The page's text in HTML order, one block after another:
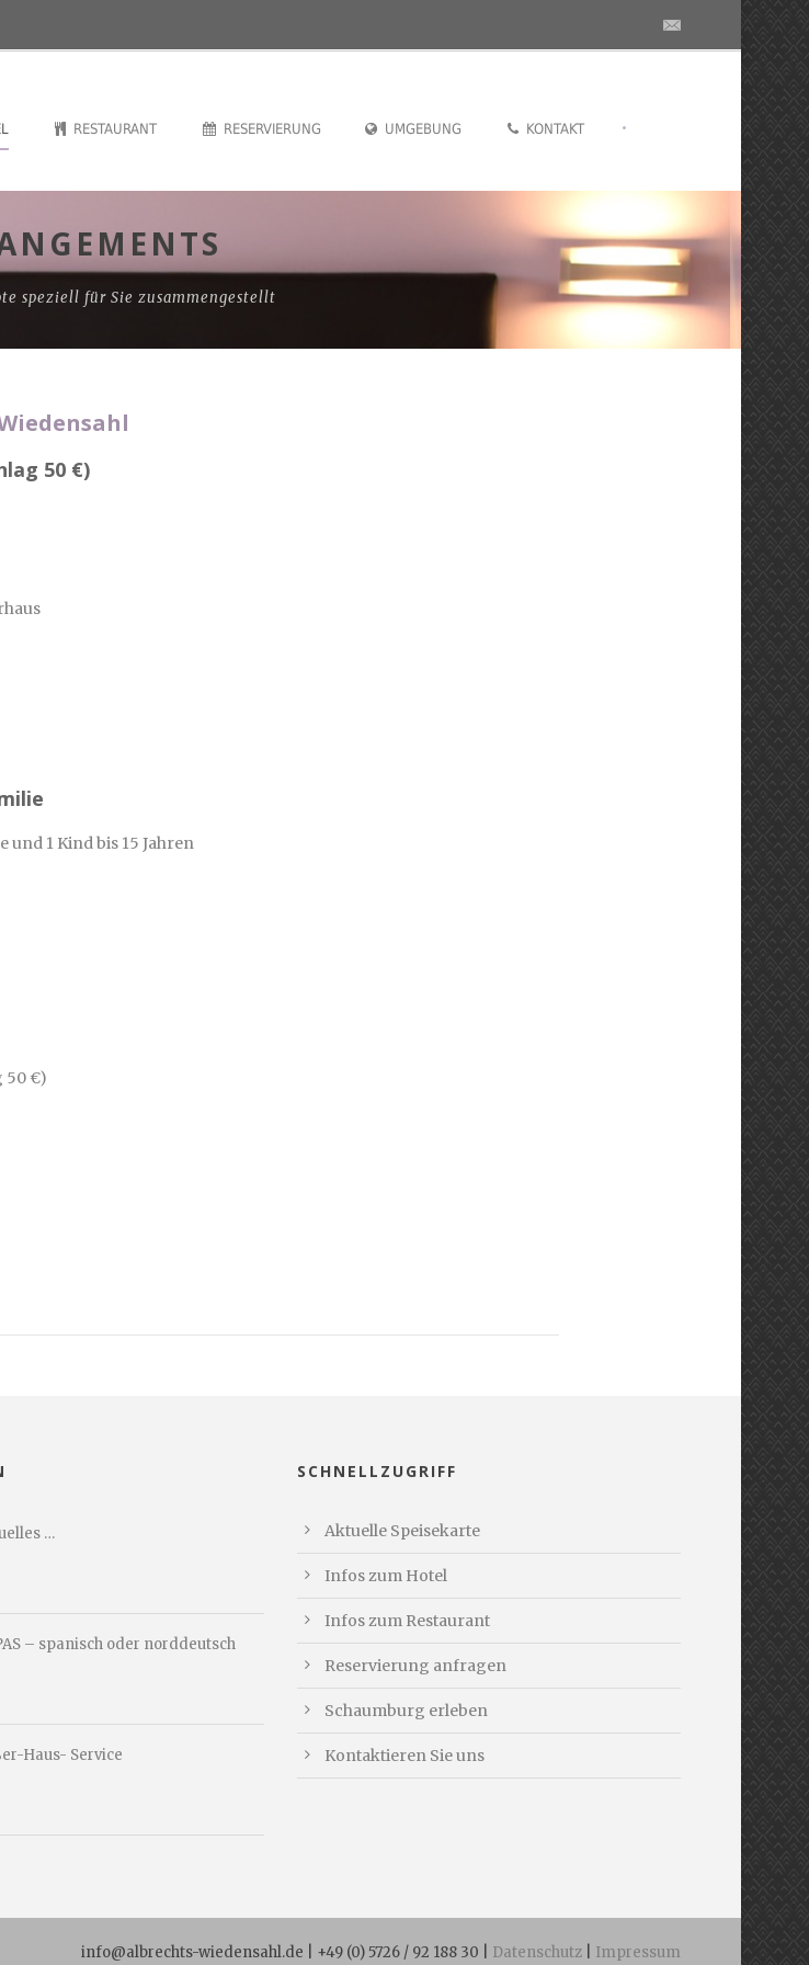
RESTAURANT RESERVIERUNG UMGEBUNG KONTAKT •
speziell für Sie zusammengestellt
50 €)
1 Kind bis 15 Jahren
50 €)
…
– spanisch oder norddeutsch
Haus- Service
SCHNELLZUGRIFF
Aktuelle Speisekarte
Infos zum Hotel
Infos zum Restaurant
Reservierung anfragen
Schaumburg erleben
Kontaktieren Sie uns
info@albrechts-wiedensahl.de | +49 (0) 5726 / 92 188 30 | Datenschutz Impressum